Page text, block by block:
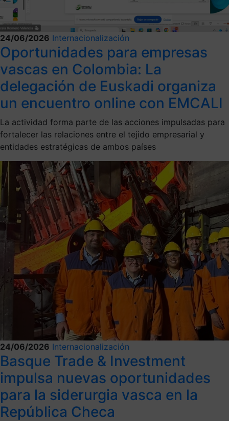
24/06/2026 Internacionalización
Oportunidades para empresas
vascas en Colombia: La
delegación de Euskadi organiza
un encuentro online con EMCALI
La actividad forma parte de las acciones impulsadas para
fortalecer las relaciones entre el tejido empresarial y
entidades estratégicas de ambos países
24/06/2026 Internacionalización
Basque Trade & Investment
impulsa nuevas oportunidades
para la siderurgia vasca en la
República Checa